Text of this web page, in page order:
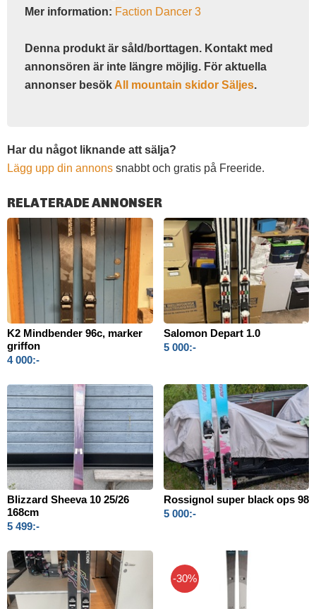
Mer information: Faction Dancer 3
Denna produkt är såld/borttagen. Kontakt med
annonsören är inte längre möjlig. För aktuella
annonser besök All mountain skidor Säljes.
Har du något liknande att sälja?
Lägg upp din annons snabbt och gratis på Freeride.
RELATERADE ANNONSER
K2 Mindbender 96c, marker
griffon
4 000:-
Salomon Depart 1.0
5 000:-
Blizzard Sheeva 10 25/26
168cm
5 499:-
Rossignol super black ops 98
5 000:-
-30%